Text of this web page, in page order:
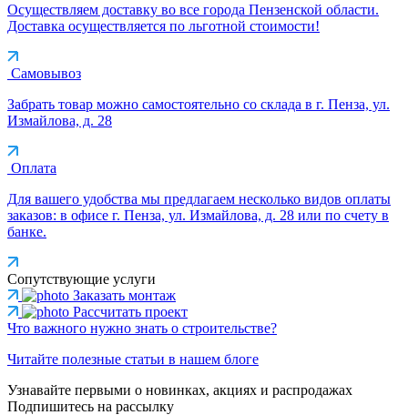
Осуществляем доставку во все города Пензенской области.
Доставка осуществляется по льготной стоимости!
Самовывоз
Забрать товар можно самостоятельно со склада в г. Пенза, ул.
Измайлова, д. 28
Оплата
Для вашего удобства мы предлагаем несколько видов оплаты
заказов: в офисе г. Пенза, ул. Измайлова, д. 28 или по счету в
банке.
Сопутствующие услуги
Заказать монтаж
Рассчитать проект
Что важного нужно знать о строительстве?
Читайте полезные статьи в нашем блоге
Узнавайте первыми о новинках, акциях и распродажах
Подпишитесь на рассылку